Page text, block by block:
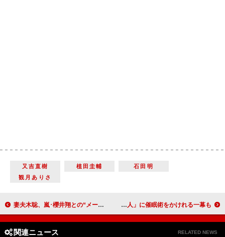
又吉直樹 植田圭輔
石田明
観月ありさ
妻夫木聡、嵐･櫻井翔との“メールエピソード”を披露 新ＣＭで共演した村田諒太選手は「哲学的な方…」 田中直樹、平田敦子から“離婚いじり” 「催眠術芸人」に催眠術をかけれる一幕も
関連ニュース RELATED NEWS